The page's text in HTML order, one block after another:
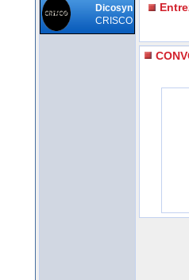
Dicosyn
CRISCO